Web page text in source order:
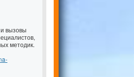
вызовы
методик.